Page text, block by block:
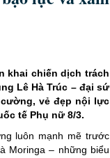
khai chiến dịch trách
Lê Hà Trúc – đại sứ
vẻ đẹp nội lực
tế Phụ nữ 8/3.
luôn mạnh mẽ trước
Moringa – những biểu